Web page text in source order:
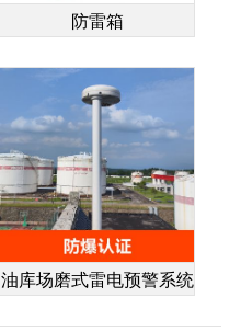
防雷箱
油库场磨式雷电预警系统